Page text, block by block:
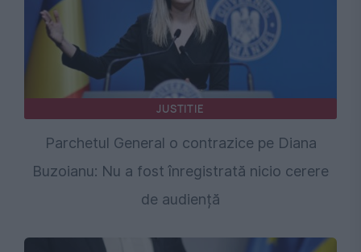
JUSTITIE
Parchetul General o contrazice pe Diana
Buzoianu: Nu a fost înregistrată nicio cerere
de audiență